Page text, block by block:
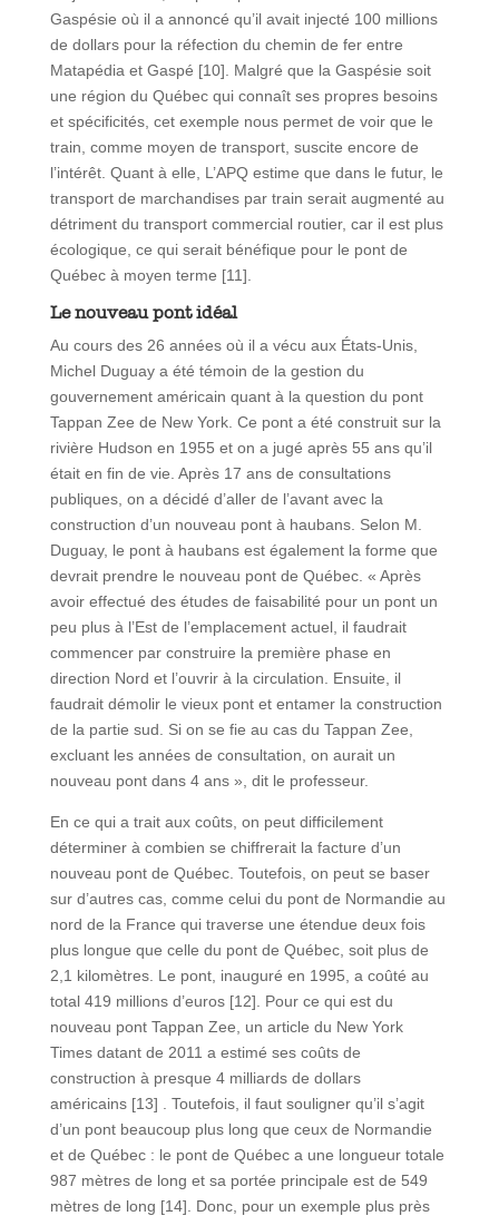
Gaspésie où il a annoncé qu’il avait injecté 100 millions
de dollars pour la réfection du chemin de fer entre
Matapédia et Gaspé [10]. Malgré que la Gaspésie soit
une région du Québec qui connaît ses propres besoins
et spécificités, cet exemple nous permet de voir que le
train, comme moyen de transport, suscite encore de
l’intérêt. Quant à elle, L’APQ estime que dans le futur, le
transport de marchandises par train serait augmenté au
détriment du transport commercial routier, car il est plus
écologique, ce qui serait bénéfique pour le pont de
Québec à moyen terme [11].
Le nouveau pont idéal
Au cours des 26 années où il a vécu aux États-Unis,
Michel Duguay a été témoin de la gestion du
gouvernement américain quant à la question du pont
Tappan Zee de New York. Ce pont a été construit sur la
rivière Hudson en 1955 et on a jugé après 55 ans qu’il
était en fin de vie. Après 17 ans de consultations
publiques, on a décidé d’aller de l’avant avec la
construction d’un nouveau pont à haubans. Selon M.
Duguay, le pont à haubans est également la forme que
devrait prendre le nouveau pont de Québec. « Après
avoir effectué des études de faisabilité pour un pont un
peu plus à l’Est de l’emplacement actuel, il faudrait
commencer par construire la première phase en
direction Nord et l’ouvrir à la circulation. Ensuite, il
faudrait démolir le vieux pont et entamer la construction
de la partie sud. Si on se fie au cas du Tappan Zee,
excluant les années de consultation, on aurait un
nouveau pont dans 4 ans », dit le professeur.
En ce qui a trait aux coûts, on peut difficilement
déterminer à combien se chiffrerait la facture d’un
nouveau pont de Québec. Toutefois, on peut se baser
sur d’autres cas, comme celui du pont de Normandie au
nord de la France qui traverse une étendue deux fois
plus longue que celle du pont de Québec, soit plus de
2,1 kilomètres. Le pont, inauguré en 1995, a coûté au
total 419 millions d’euros [12]. Pour ce qui est du
nouveau pont Tappan Zee, un article du New York
Times datant de 2011 a estimé ses coûts de
construction à presque 4 milliards de dollars
américains [13] . Toutefois, il faut souligner qu’il s’agit
d’un pont beaucoup plus long que ceux de Normandie
et de Québec : le pont de Québec a une longueur totale
987 mètres de long et sa portée principale est de 549
mètres de long [14]. Donc, pour un exemple plus près